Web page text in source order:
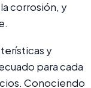
corrosión, y
y
para cada
Conociendo